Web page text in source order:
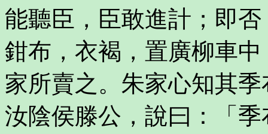
能聽臣，臣敢進計；即
鉗布，衣褐，置廣柳車
家所賣之。朱家心知其
汝陰侯滕公，說曰：「